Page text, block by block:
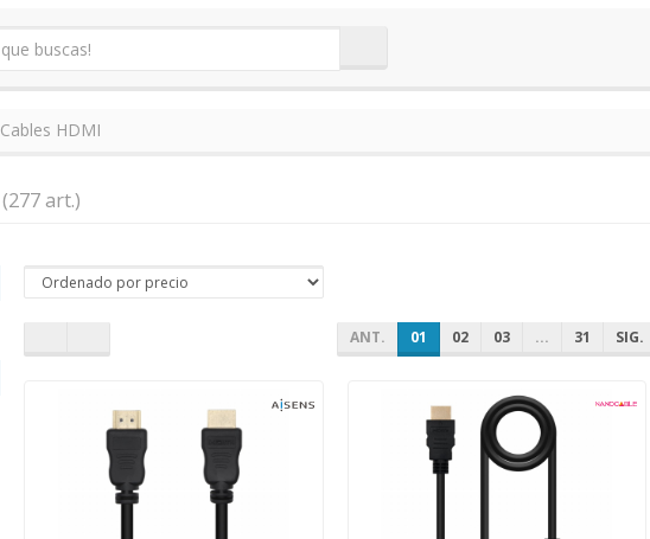
Cables HDMI
(277 art.)
ANT. 01 02 03 ... 31 SIG.